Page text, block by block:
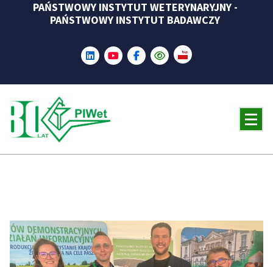
PAŃSTWOWY INSTYTUT WETERYNARYJNY -
PAŃSTWOWY INSTYTUT BADAWCZY